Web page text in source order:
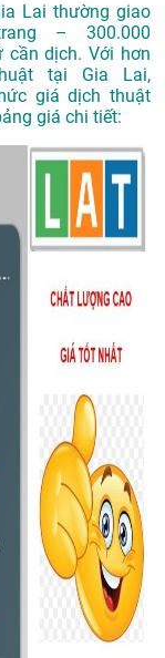
Lai thường giao
– 300.000
dịch. Với hơn
tại Gia Lai,
giá dịch thuật
giá chi tiết: